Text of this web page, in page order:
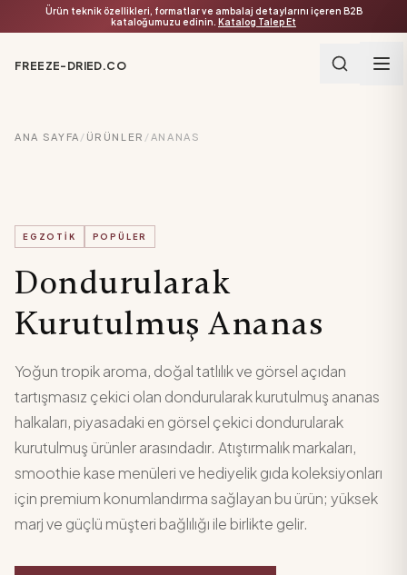
Ürün teknik özellikleri, formatlar ve ambalaj detaylarını içeren B2B
kataloğumuzu edinin. Katalog Talep Et
FREEZE-DRIED.CO
ANA SAYFA / ÜRÜNLER /ANANAS
EGZOTIK POPÜLER
Dondurularak
Kurutulmuş Ananas
Yoğun tropik aroma, doğal tatlılık ve görsel açıdan
tartışmasız çekici olan dondurularak kurutulmuş ananas
halkaları, piyasadaki en görsel çekici dondurularak
kurutulmuş ürünler arasındadır. Atıştırmalık markaları,
smoothie kase menüleri ve hediyelik gıda koleksiyonları
için premium konumlandırma sağlayan bu ürün; yüksek
marj ve güçlü müşteri bağlılığı ile birlikte gelir.